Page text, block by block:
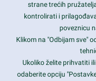
1600 Amphitheatre
prothemes.net@gmail.com
Daily: 9:00 am - 6:00 pm
Sunday: Closed
strane trećih
kontrolirati i
poveznicu
Klikom na "Odbijam sve"
Ukoliko želite prihvatiti
odaberite opciju